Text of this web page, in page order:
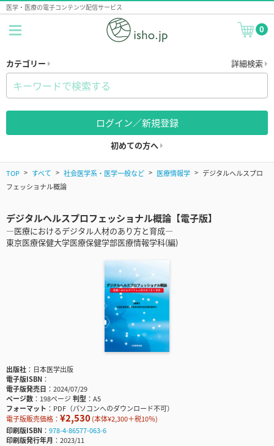
医学・医療の電子コンテンツ配信サービス
0
カテゴリー 詳細検索
ログイン／新規登録
初めての方へ
TOP すべて 社会医学系・医学一般など 医療情報学
デジタルヘルスプロ
フェッショナル概論
デジタルヘルスプロフェッショナル概論【電子版】
―医療におけるデジタル人材のあり方と育成―
東京医療保健大学医療保健学部医療情報学科(編)
出版社
日本医学出版
電子版ISBN
電子版発売日
2024/07/29
ページ数
198ページ判型
A5
フォーマット
PDF（パソコンへのダウンロード不可）
電子版販売価格： ¥2,530(本体¥2,300＋税10％)
印刷版ISBN
978-4-86577-063-6
印刷版発行年月
2023/11